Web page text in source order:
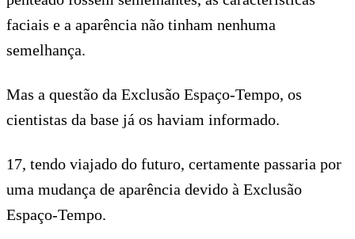
faciais e a aparência não tinham nenhuma
semelhança.
Mas a questão da Exclusão Espaço-Tempo, os
cientistas da base já os haviam informado.
17, tendo viajado do futuro, certamente passaria por
uma mudança de aparência devido à Exclusão
Espaço-Tempo.